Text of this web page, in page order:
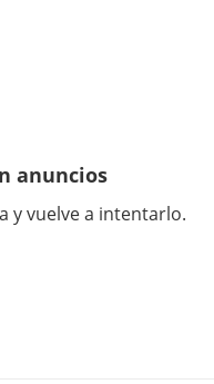
anuncios
y vuelve a intentarlo.